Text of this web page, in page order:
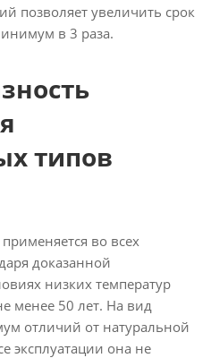
позволяет увеличить срок
в 3 раза.
типов
во всех
доказанной
низких температур
менее 50 лет. На вид
отличий от натуральной
эксплуатации она не